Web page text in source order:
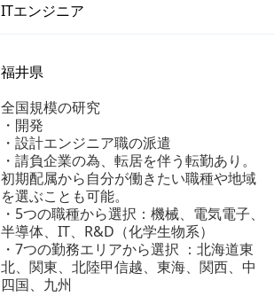
ITエンジニア
福井県
全国規模の研究
・開発
・設計エンジニア職の派遣
・請負企業の為、転居を伴う転勤あり。
初期配属から自分が働きたい職種や地域
を選ぶことも可能。
・5つの職種から選択：機械、電気電子、
半導体、IT、R&D（化学生物系）
・7つの勤務エリアから選択 ：北海道東
北、関東、北陸甲信越、東海、関西、中
四国、九州